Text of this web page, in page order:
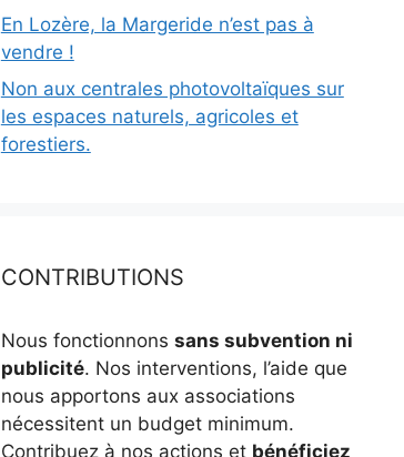
En Lozère, la Margeride n’est pas à
vendre !
Non aux centrales photovoltaïques sur
les espaces naturels, agricoles et
forestiers.
CONTRIBUTIONS
Nous fonctionnons sans subvention ni
publicité. Nos interventions, l’aide que
nous apportons aux associations
nécessitent un budget minimum.
Contribuez à nos actions et bénéficiez